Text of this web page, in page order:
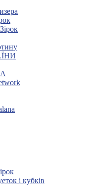
і кубків